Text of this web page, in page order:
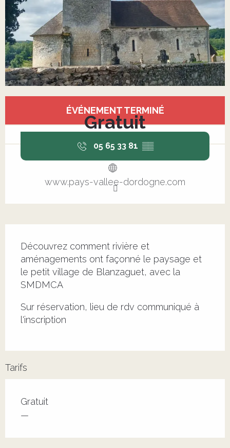
Ouverture et coordonnées
ÉVÉNEMENT TERMINÉ
Gratuit
05 65 33 81 ▒▒
www.pays-vallee-dordogne.com
Découvrez comment rivière et
aménagements ont façonné le paysage et
le petit village de Blanzaguet, avec la
SMDMCA
Sur réservation, lieu de rdv communiqué à
l'inscription
Tarifs
Tarifs 2026
Gratuit
—